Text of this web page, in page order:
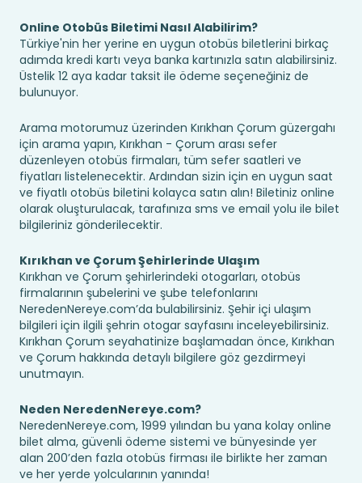
Online Otobüs Biletimi Nasıl Alabilirim?
Türkiye'nin her yerine en uygun otobüs biletlerini birkaç
adımda kredi kartı veya banka kartınızla satın alabilirsiniz.
Üstelik 12 aya kadar taksit ile ödeme seçeneğiniz de
bulunuyor.
Arama motorumuz üzerinden Kırıkhan Çorum güzergahı
için arama yapın, Kırıkhan - Çorum arası sefer
düzenleyen otobüs firmaları, tüm sefer saatleri ve
fiyatları listelenecektir. Ardından sizin için en uygun saat
ve fiyatlı otobüs biletini kolayca satın alın! Biletiniz online
olarak oluşturulacak, tarafınıza sms ve email yolu ile bilet
bilgileriniz gönderilecektir.
Kırıkhan ve Çorum Şehirlerinde Ulaşım
Kırıkhan ve Çorum şehirlerindeki otogarları, otobüs
firmalarının şubelerini ve şube telefonlarını
NeredenNereye.com’da bulabilirsiniz. Şehir içi ulaşım
bilgileri için ilgili şehrin otogar sayfasını inceleyebilirsiniz.
Kırıkhan Çorum seyahatinize başlamadan önce, Kırıkhan
ve Çorum hakkında detaylı bilgilere göz gezdirmeyi
unutmayın.
Neden NeredenNereye.com?
NeredenNereye.com, 1999 yılından bu yana kolay online
bilet alma, güvenli ödeme sistemi ve bünyesinde yer
alan 200’den fazla otobüs firması ile birlikte her zaman
ve her yerde yolcularının yanında!